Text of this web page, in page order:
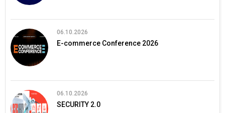
06.10.2026
E-commerce Conference 2026
06.10.2026
SECURITY 2.0